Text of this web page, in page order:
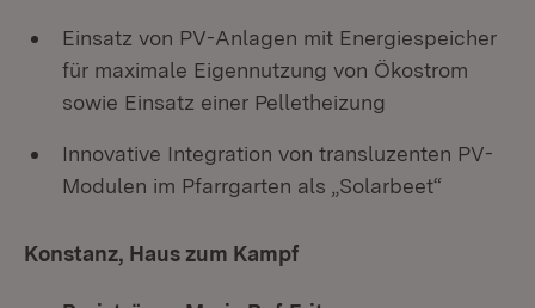
Einsatz von PV-Anlagen mit Energiespeicher
für maximale Eigennutzung von Ökostrom
sowie Einsatz einer Pelletheizung
Innovative Integration von transluzenten PV-
Modulen im Pfarrgarten als „Solarbeet“
Konstanz, Haus zum Kampf